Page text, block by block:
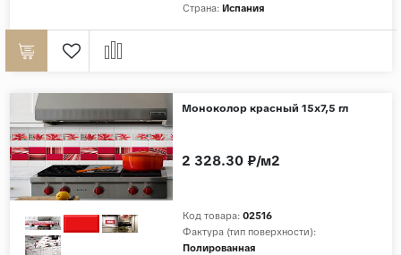
Структурная
Индия
Страна: Испания
Моноколор красный 15х7,5 гл
Код товара: 02516
Фактура (тип поверхности):
Полированная
2 328.30 ₽/м2